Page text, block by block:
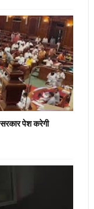
पेश करेगी